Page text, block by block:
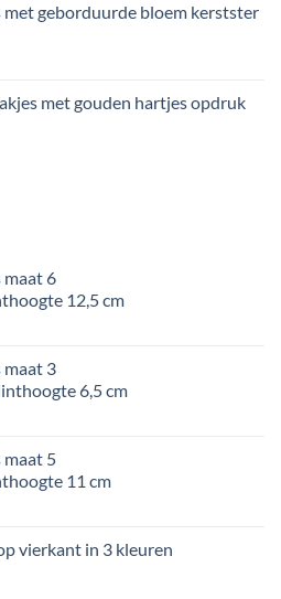
met geborduurde bloem kerstster
met gouden hartjes opdruk
maat 6
12,5 cm
maat 3
6,5 cm
maat 5
11 cm
vierkant in 3 kleuren